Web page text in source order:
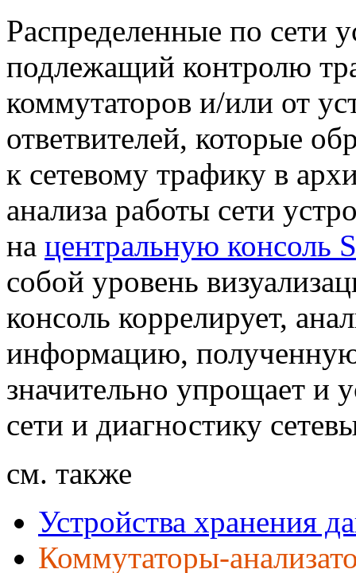
Распределенные по сети
подлежащий контролю
коммутаторов и/или от
ответвителей, которые
к сетевому трафику в
анализа работы сети
на центральную консоль
собой уровень
консоль коррелирует,
информацию,
значительно упрощает и
сети и диагностику
см. также
Устройства хранения
Коммутаторы-